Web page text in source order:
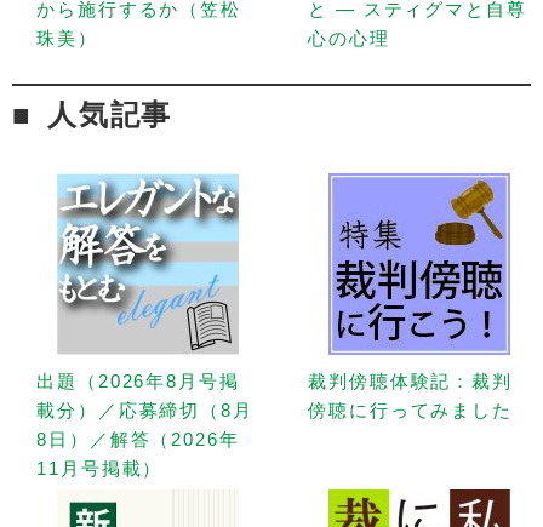
から施行するか（笠松
珠美）
と — スティグマと自尊
心の心理
人気記事
出題（2026年8月号掲
載分）／応募締切（8月
8日）／解答（2026年
11月号掲載）
裁判傍聴体験記：裁判
傍聴に行ってみました